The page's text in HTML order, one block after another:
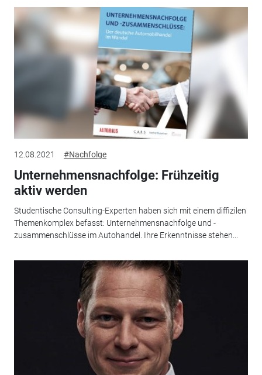
12.08.2021 #Nachfolge
Unternehmensnachfolge: Frühzeitig
aktiv werden
Studentische Consulting-Experten haben sich mit einem diffizilen
Themenkomplex befasst: Unternehmensnachfolge und -
zusammenschlüsse im Autohandel. Ihre Erkenntnisse stehen...